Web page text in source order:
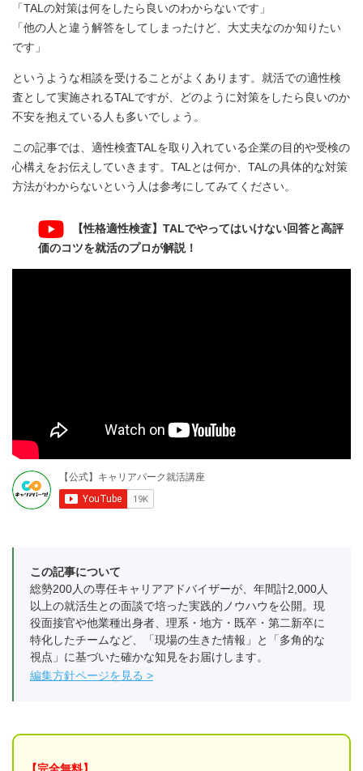
「TALの対策は何をしたら良いのわからないです」
「他の人と違う解答をしてしまったけど、大丈夫なのか知りたい
です」
というような相談を受けることがよくあります。就活での適性検
査として実施されるTALですが、どのように対策をしたら良いのか
不安を抱えている人も多いでしょう。
この記事では、適性検査TALを取り入れている企業の目的や受検の
心構えをお伝えしていきます。TALとは何か、TALの具体的な対策
方法がわからないという人は参考にしてみてください。
【性格適性検査】TALでやってはいけない回答と高評
価のコツを就活のプロが解説！
この記事について
総勢200人の専任キャリアアドバイザーが、年間計2,000人
以上の就活生との面談で培った実践的ノウハウを公開。現
役面接官や他業種出身者、理系・地方・既卒・第二新卒に
特化したチームなど、「現場の生きた情報」と「多角的な
視点」に基づいた確かな知見をお届けします。
編集方針ページを見る